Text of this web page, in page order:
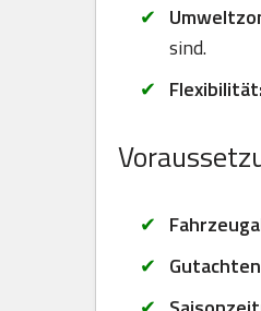
sind.
Flexibilität: